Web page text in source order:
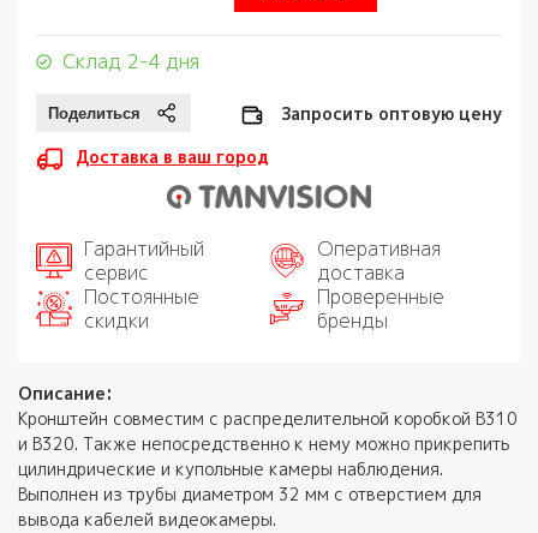
Склад 2-4 дня
Запросить оптовую цену
Доставка в ваш город
Гарантийный
сервис
Оперативная
доставка
Постоянные
скидки
Проверенные
бренды
Описание:
Кронштейн совместим с распределительной коробкой В310
и В320. Также непосредственно к нему можно прикрепить
цилиндрические и купольные камеры наблюдения.
Выполнен из трубы диаметром 32 мм с отверстием для
вывода кабелей видеокамеры.